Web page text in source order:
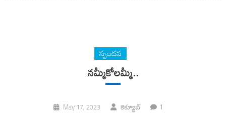
స్పందన
నమ్మీకోలమ్మీ..
May 17, 2023 కెక్యూబ్ 1